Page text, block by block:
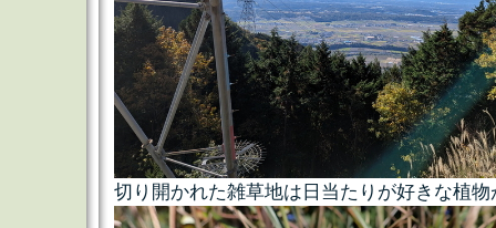
切り開かれた雑草地は日当たりが好きな植物